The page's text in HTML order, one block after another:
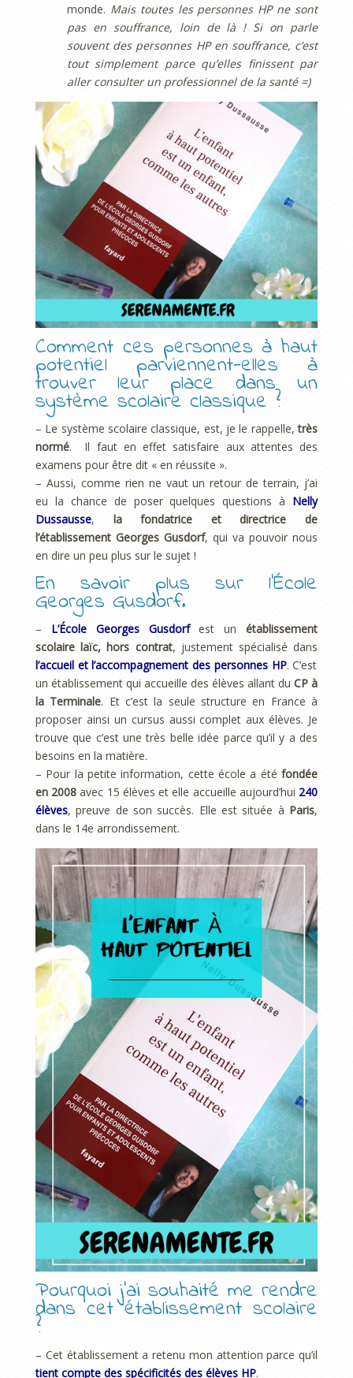
monde. Mais toutes les personnes HP ne sont
pas en souffrance, loin de là ! Si on parle
souvent des personnes HP en souffrance, c’est
tout simplement parce qu’elles finissent par
aller consulter un professionnel de la santé =)
Comment ces personnes à haut
potentiel parviennent-elles à
trouver leur place dans un
système scolaire classique ?
– Le système scolaire classique, est, je le rappelle,très
normé. Il faut en effet satisfaire aux attentes des
examens pour être dit « en réussite ».
– Aussi, comme rien ne vaut un retour de terrain, j’ai
eu la chance de poser quelques questions à Nelly
Dussausse, la fondatrice et directrice de
l’établissement Georges Gusdorf, qui va pouvoir nous
en dire un peu plus sur le sujet !
En savoir plus sur l’École
Georges Gusdorf.
– L’École Georges Gusdorf est unétablissement
scolaire laïc, hors contrat, justement spécialisé dans
l’accueil et l’accompagnement des personnes HP. C’est
un établissement qui accueille des élèves allant du CP à
la Terminale. Et c’est la seule structure en France à
proposer ainsi un cursus aussi complet aux élèves. Je
trouve que c’est une très belle idée parce qu’il y a des
besoins en la matière.
– Pour la petite information, cette école a été fondée
en 2008 avec 15 élèves et elle accueille aujourd’hui 240
élèves, preuve de son succès. Elle est située à Paris,
dans le 14e arrondissement.
Pourquoi j’ai souhaité me rendre
dans cet établissement scolaire
?
– Cet établissement a retenu mon attention parce qu’il
tient compte des spécificités des élèves HP.